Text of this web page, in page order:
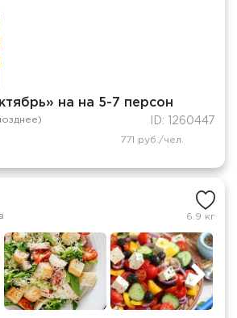
на на 5-7 персон
ID: 1260447
771 руб./чел.
6.9 кг